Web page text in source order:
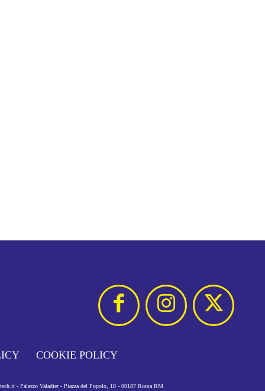
COOKIE POLICY
- Palazzo Valadier - Piazza del Popolo, 18 - 00187 Roma RM